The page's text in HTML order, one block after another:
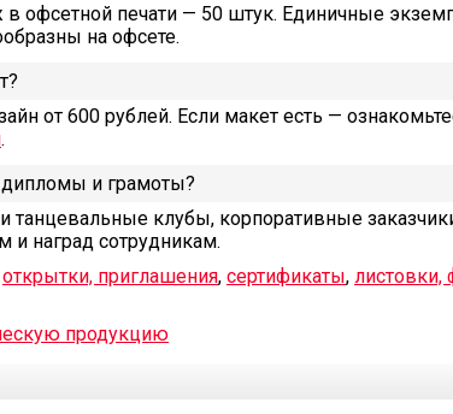
офсетной печати — 50 штук. Единичные
на офсете.
от 600 рублей. Если макет есть —
.
и грамоты?
танцевальные клубы, корпоративные
и наград сотрудникам.
открытки, приглашения, сертификаты, листовки,
продукцию